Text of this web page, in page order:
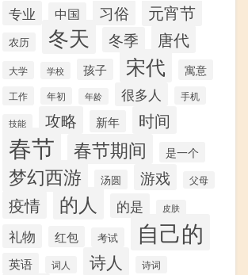
专业 中国 习俗 元宵节
农历 冬天 冬季 唐代
大学 学校 孩子 宋代 寓意
工作 年初 年龄 很多人 手机
技能 攻略 新年 时间
春节 春节期间 是一个
梦幻西游 汤圆 游戏 父母
疫情 的人 的是 皮肤
礼物 红包 考试 自己的
英语 词人 诗人 诗词